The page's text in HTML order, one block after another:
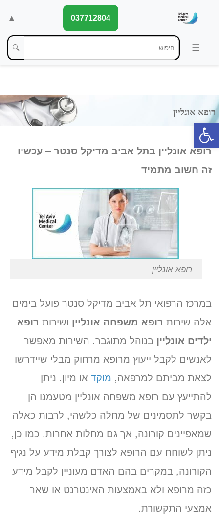
פתח סרגל נגישות
▲ 037712804
🔍
רופא אונליין בתל אביב מדיקל סנטר – עכשיו
זה חשוב מתמיד
רופא אונליין
במרכז הרפואי תל אביב מדיקל סנטר פועל בימים
אלה שירות רופא משפחה אונליין ושירות רופא
ילדים אונליין בנוהל מתוגבר. השירות מאפשר
לאנשים לקבל ייעוץ מרופא מרחוק מבלי שיידרשו
לצאת מביתם למרפאה, מוקד או מיון. ניתן
להתייעץ עם רופא משפחה אונליין מטעמנו הן
בקשר לתסמינים של מחלה כלשהי, לרבות כאלה
שמאפיינים קורונה, אך גם מחלות אחרות. כמו כן,
ניתן לשוחח עם הרופא לצורך קבלת מידע על נגיף
הקורונה, במקרים בהם האדם מעוניין לקבל מידע
כזה מרופא ולא באמצעות האינטרנט או שאר
אמצעי התקשורת.